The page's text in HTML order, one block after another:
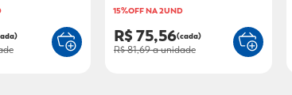
15%OFF NA 2UND
R$ 75,56(cada)
R$ 81,69a unidade